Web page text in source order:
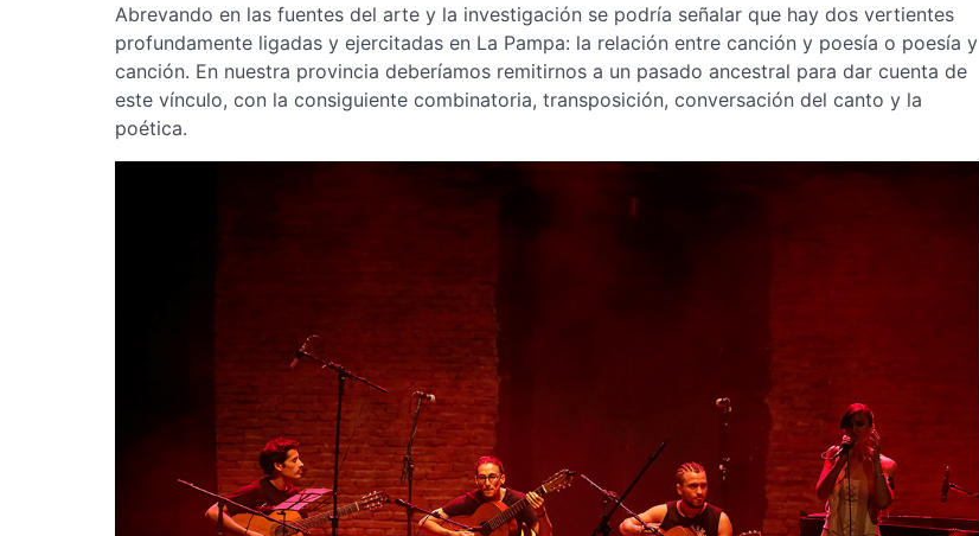
Abrevando en las fuentes del arte y la investigación se podría señalar que hay dos vertientes
profundamente ligadas y ejercitadas en La Pampa: la relación entre canción y poesía o poesía y
canción. En nuestra provincia deberíamos remitirnos a un pasado ancestral para dar cuenta de
este vínculo, con la consiguiente combinatoria, transposición, conversación del canto y la
poética.